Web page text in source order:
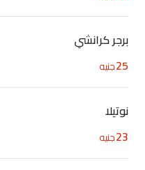
برجر كرانشي
25جنيه
نوتيلا
23جنيه